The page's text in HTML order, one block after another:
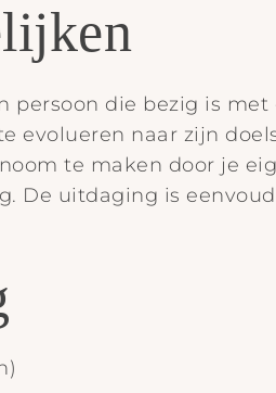
die bezig is
evolueren naar zijn
te maken door je
De uitdaging is